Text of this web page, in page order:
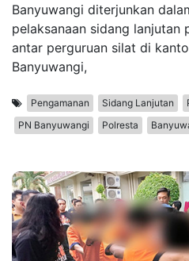
Banyuwangi diterjunkan
pelaksanaan sidang lanjutan
antar perguruan silat di
Banyuwangi,
Pengamanan Sidang Lanjutan
PN Banyuwangi
Polresta